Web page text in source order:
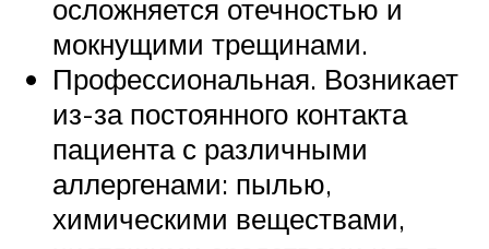
осложняется отечностью и
мокнущими трещинами.
Профессиональная. Возникает
из-за постоянного контакта
пациента с различными
аллергенами: пылью,
химическими веществами,